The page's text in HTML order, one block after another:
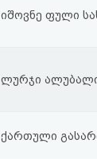
იშოვნე ფული
ლურჯი
ქართული